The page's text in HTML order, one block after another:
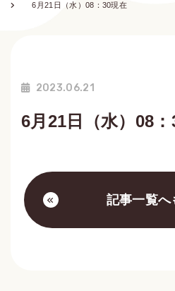
6月21日（水）08：30現在
2023.06.21
6月21日（水）08
記事一覧へ